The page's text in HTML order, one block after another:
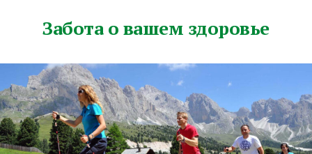
Забота о вашем здоровье